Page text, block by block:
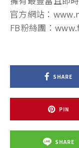
官方網站：
FB粉絲團：
SHARE
PIN
SHARE